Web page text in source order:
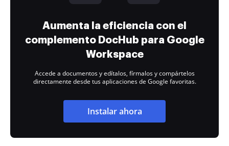
Aumenta la eficiencia con el
complemento DocHub para Google
Workspace
Accede a documentos y edítalos, fírmalos y compártelos
directamente desde tus aplicaciones de Google favoritas.
Instalar ahora